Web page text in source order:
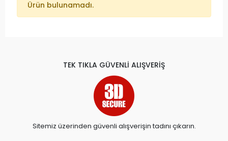
Ürün bulunamadı.
TEK TIKLA GÜVENLİ ALIŞVERİŞ
Sitemiz üzerinden güvenli alışverişin tadını çıkarın.